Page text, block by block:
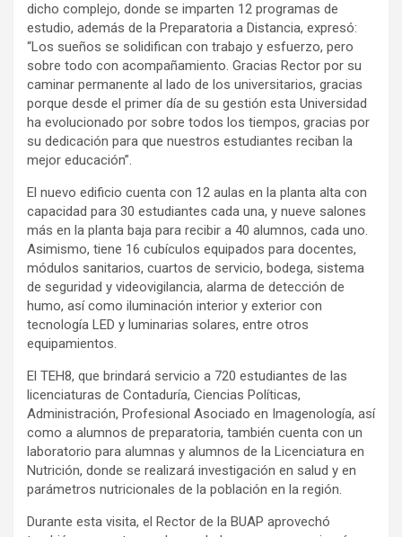
dicho complejo, donde se imparten 12 programas de
estudio, además de la Preparatoria a Distancia, expresó:
“Los sueños se solidifican con trabajo y esfuerzo, pero
sobre todo con acompañamiento. Gracias Rector por su
caminar permanente al lado de los universitarios, gracias
porque desde el primer día de su gestión esta Universidad
ha evolucionado por sobre todos los tiempos, gracias por
su dedicación para que nuestros estudiantes reciban la
mejor educación”.
El nuevo edificio cuenta con 12 aulas en la planta alta con
capacidad para 30 estudiantes cada una, y nueve salones
más en la planta baja para recibir a 40 alumnos, cada uno.
Asimismo, tiene 16 cubículos equipados para docentes,
módulos sanitarios, cuartos de servicio, bodega, sistema
de seguridad y videovigilancia, alarma de detección de
humo, así como iluminación interior y exterior con
tecnología LED y luminarias solares, entre otros
equipamientos.
El TEH8, que brindará servicio a 720 estudiantes de las
licenciaturas de Contaduría, Ciencias Políticas,
Administración, Profesional Asociado en Imagenología, así
como a alumnos de preparatoria, también cuenta con un
laboratorio para alumnas y alumnos de la Licenciatura en
Nutrición, donde se realizará investigación en salud y en
parámetros nutricionales de la población en la región.
Durante esta visita, el Rector de la BUAP aprovechó